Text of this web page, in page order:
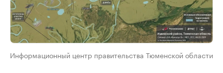
Информационный центр правительства Тюменской области